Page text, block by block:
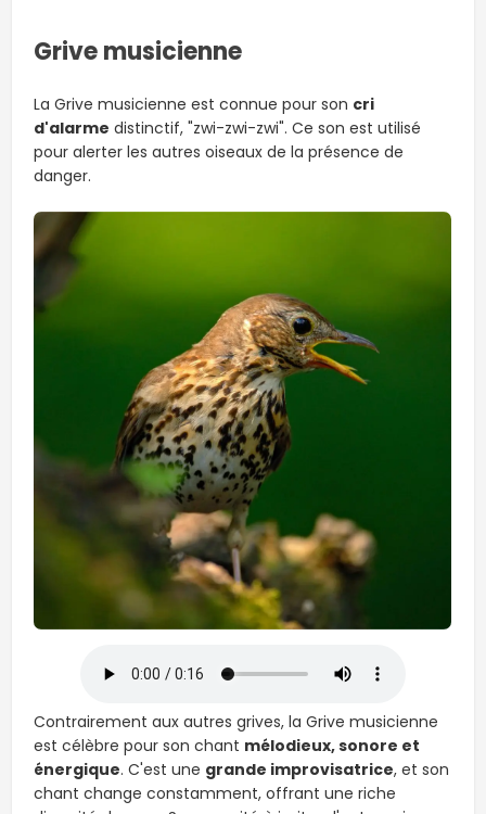
Grive musicienne
La Grive musicienne est connue pour son cri
d'alarme distinctif, "zwi-zwi-zwi". Ce son est utilisé
pour alerter les autres oiseaux de la présence de
danger.
Contrairement aux autres grives, la Grive musicienne
est célèbre pour son chant mélodieux, sonore et
énergique. C'est une grande improvisatrice, et son
chant change constamment, offrant une riche